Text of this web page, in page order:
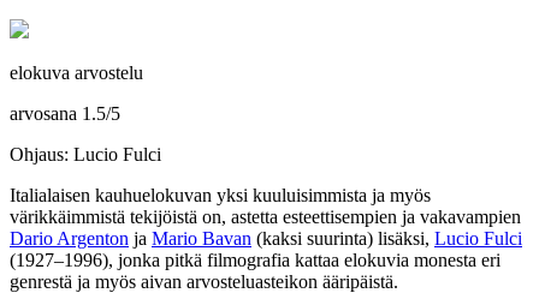
elokuva arvostelu
arvosana 1.5/5
Ohjaus: Lucio Fulci
Italialaisen kauhuelokuvan yksi kuuluisimmista ja myös
värikkäimmistä tekijöistä on, astetta esteettisempien ja vakavampien
Dario Argenton ja Mario Bavan (kaksi suurinta) lisäksi, Lucio Fulci
(1927–1996), jonka pitkä filmografia kattaa elokuvia monesta eri
genrestä ja myös aivan arvosteluasteikon ääripäistä.